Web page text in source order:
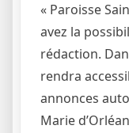
« Paroisse
avez la
rédaction.
rendra
annonces
Marie